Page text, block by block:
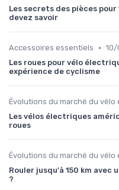
Les secrets des pièces
devez savoir
Accessoires essentiels • 10/
Les roues pour vélo
expérience de cyclisme
Évolutions du marché du vélo
Les vélos électriques
roues
Évolutions du marché du vélo
Rouler jusqu'à 150 km
?